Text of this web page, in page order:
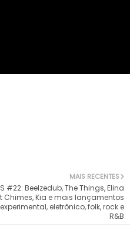
MAIS RECENTES
#22: Beelzedub, The Things, Elina
Chimes, Kia e mais lançamentos
eletrônico, folk, rock e
R&B